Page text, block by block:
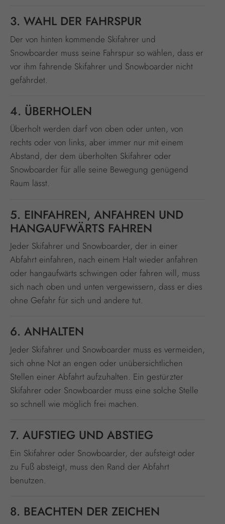
3. WAHL DER FAHRSPUR
Der von hinten kommende Skifahrer und
Snowboarder muss seine Fahrspur so wählen, dass er
vor ihm fahrende Skifahrer und Snowboarder nicht
gefährdet.
4. ÜBERHOLEN
Überholt werden darf von oben oder unten, von
rechts oder von links, aber immer nur mit einem
Abstand, der dem überholten Skifahrer oder
Snowboarder für alle seine Bewegung genügend
Raum lässt.
5. EINFAHREN, ANFAHREN UND
HANGAUFWÄRTS FAHREN
Jeder Skifahrer und Snowboarder, der in einer
Abfahrt einfahren, nach einem Halt wieder anfahren
oder hangaufwärts schwingen oder fahren will, muss
sich nach oben und unten vergewissern, dass er dies
ohne Gefahr für sich und andere tut.
6. ANHALTEN
Jeder Skifahrer und Snowboarder muss es vermeiden,
sich ohne Not an engen oder unübersichtlichen
Stellen einer Abfahrt aufzuhalten. Ein gestürzter
Skifahrer oder Snowboarder muss eine solche Stelle
so schnell wie möglich frei machen.
7. AUFSTIEG UND ABSTIEG
Ein Skifahrer oder Snowboarder, der aufsteigt oder
zu Fuß absteigt, muss den Rand der Abfahrt
benutzen.
8. BEACHTEN DER ZEICHEN